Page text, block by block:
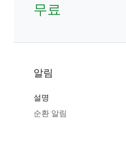
무료
알림
설명
순환 알림